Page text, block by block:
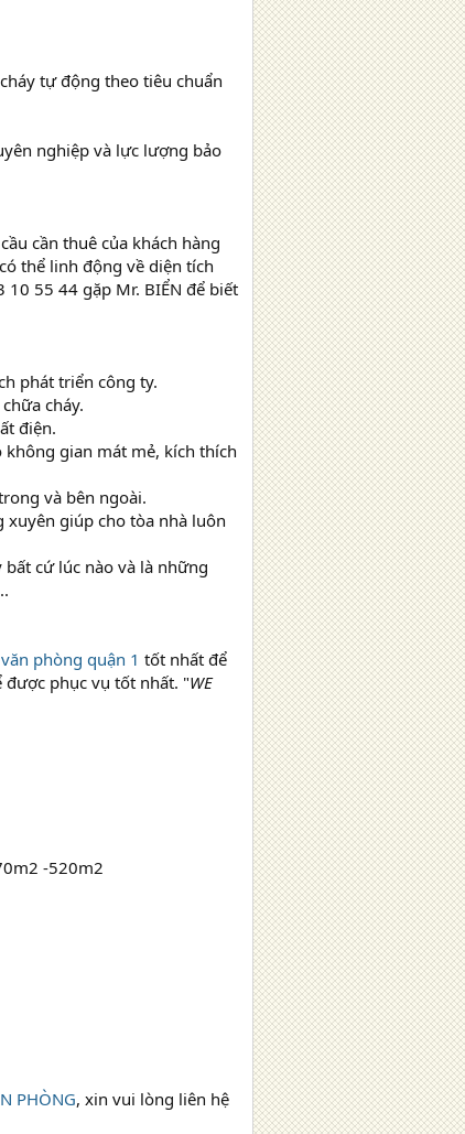
tự động theo tiêu chuẩn
nghiệp và lực lượng bảo
cần thuê của khách hàng
thể linh động về diện tích
55 44 gặp Mr. BIỂN để biết
phát triển công ty.
cháy.
điện.
gian mát mẻ, kích thích
và bên ngoài.
giúp cho tòa nhà luôn
cứ lúc nào và là những
văn phòng quận 1 tốt nhất để
phục vụ tốt nhất. "WE
-520m2
PHÒNG, xin vui lòng liên hệ